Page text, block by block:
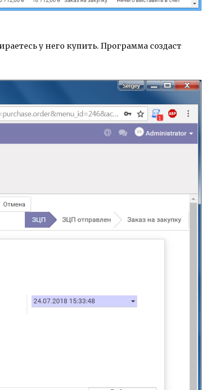
у него купить. Программа создаст